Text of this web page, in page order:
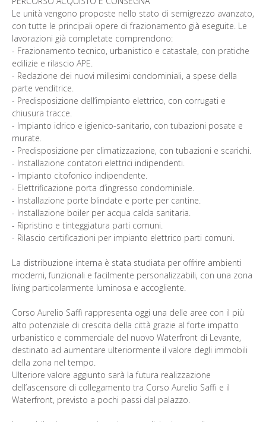
Le unità vengono proposte nello stato di semigrezzo avanzato,
con tutte le principali opere di frazionamento già eseguite. Le
lavorazioni già completate comprendono:
- Frazionamento tecnico, urbanistico e catastale, con pratiche
edilizie e rilascio APE.
- Redazione dei nuovi millesimi condominiali, a spese della
parte venditrice.
- Predisposizione dell’impianto elettrico, con corrugati e
chiusura tracce.
- Impianto idrico e igienico-sanitario, con tubazioni posate e
murate.
- Predisposizione per climatizzazione, con tubazioni e scarichi.
- Installazione contatori elettrici indipendenti.
- Impianto citofonico indipendente.
- Elettrificazione porta d’ingresso condominiale.
- Installazione porte blindate e porte per cantine.
- Installazione boiler per acqua calda sanitaria.
- Ripristino e tinteggiatura parti comuni.
- Rilascio certificazioni per impianto elettrico parti comuni.
La distribuzione interna è stata studiata per offrire ambienti
moderni, funzionali e facilmente personalizzabili, con una zona
living particolarmente luminosa e accogliente.
Corso Aurelio Saffi rappresenta oggi una delle aree con il più
alto potenziale di crescita della città grazie al forte impatto
urbanistico e commerciale del nuovo Waterfront di Levante,
destinato ad aumentare ulteriormente il valore degli immobili
della zona nel tempo.
Ulteriore valore aggiunto sarà la futura realizzazione
dell’ascensore di collegamento tra Corso Aurelio Saffi e il
Waterfront, previsto a pochi passi dal palazzo.